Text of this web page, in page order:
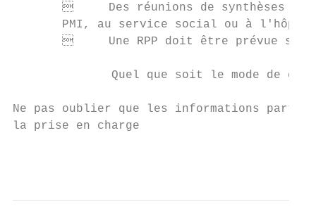
     Des réunions de synthèses
PMI, au service social ou à
     Une RPP doit être prévue
Quel que soit le mode de
Ne pas oublier que les informations
la prise en charge